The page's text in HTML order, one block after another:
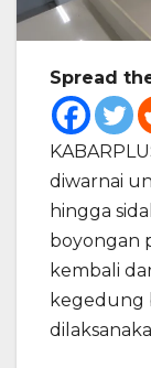
Spread
diwarnai
hingga
boyongan
kembali
kegedung